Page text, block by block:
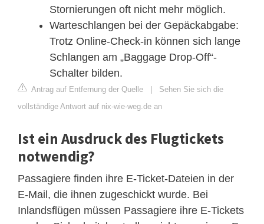
Stornierungen oft nicht mehr möglich.
Warteschlangen bei der Gepäckabgabe:
Trotz Online-Check-in können sich lange
Schlangen am „Baggage Drop-Off“-
Schalter bilden.
Antrag auf Entfernung der Quelle | Sehen Sie sich die
vollständige Antwort auf nix-wie-weg.de an
Ist ein Ausdruck des Flugtickets
notwendig?
Passagiere finden ihre E-Ticket-Dateien in der
E-Mail, die ihnen zugeschickt wurde. Bei
Inlandsflügen müssen Passagiere ihre E-Tickets